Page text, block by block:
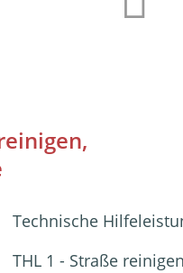
Technische
THL 1 - Straße